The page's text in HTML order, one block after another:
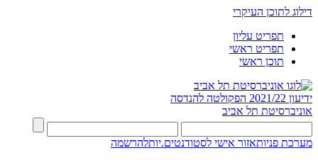
דילוג לתוכן העיקרי
תפריט עליון
תפריט ראשי
תוכן ראשי
ידיעון 2021/22
הפקולטה להנדסה
אוניברסיטת תל אביב
מערכת פניותאזור אישי לסטודנטים.יותלהרשמה